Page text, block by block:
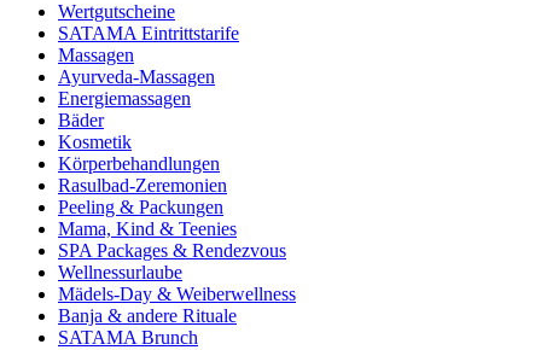
Wertgutscheine
SATAMA Eintrittstarife
Massagen
Ayurveda-Massagen
Energiemassagen
Bäder
Kosmetik
Körperbehandlungen
Rasulbad-Zeremonien
Peeling & Packungen
Mama, Kind & Teenies
SPA Packages & Rendezvous
Wellnessurlaube
Mädels-Day & Weiberwellness
Banja & andere Rituale
SATAMA Brunch